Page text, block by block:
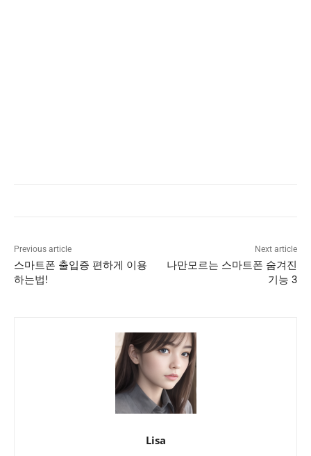
Previous article
스마트폰 출입증 편하게 이용
하는법!
Next article
나만모르는 스마트폰 숨겨진
기능 3
Lisa